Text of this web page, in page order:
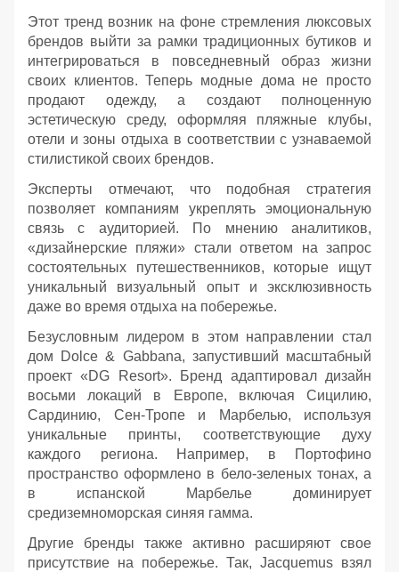
Этот тренд возник на фоне стремления люксовых
брендов выйти за рамки традиционных бутиков и
интегрироваться в повседневный образ жизни
своих клиентов. Теперь модные дома не просто
продают одежду, а создают полноценную
эстетическую среду, оформляя пляжные клубы,
отели и зоны отдыха в соответствии с узнаваемой
стилистикой своих брендов.
Эксперты отмечают, что подобная стратегия
позволяет компаниям укреплять эмоциональную
связь с аудиторией. По мнению аналитиков,
«дизайнерские пляжи» стали ответом на запрос
состоятельных путешественников, которые ищут
уникальный визуальный опыт и эксклюзивность
даже во время отдыха на побережье.
Безусловным лидером в этом направлении стал
дом Dolce & Gabbana, запустивший масштабный
проект «DG Resort». Бренд адаптировал дизайн
восьми локаций в Европе, включая Сицилию,
Сардинию, Сен-Тропе и Марбелью, используя
уникальные принты, соответствующие духу
каждого региона. Например, в Портофино
пространство оформлено в бело-зеленых тонах, а
в испанской Марбелье доминирует
средиземноморская синяя гамма.
Другие бренды также активно расширяют свое
присутствие на побережье. Так, Jacquemus взял